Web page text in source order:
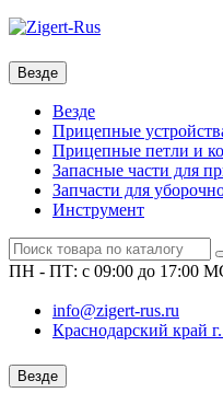
Везде
Везде
Прицепные
Прицепные петли и
Запасные части для
Запчасти для
Инструмент
ПН - ПТ: с 09:00 до 17:00
info@zigert-rus.ru
Краснодарский край
Везде